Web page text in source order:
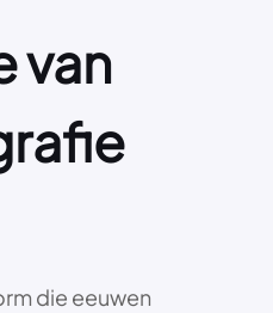
van
die eeuwen